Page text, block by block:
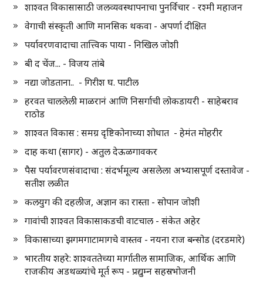
शाश्वत विकासासाठी जलव्यवस्थापनाचा पुनर्विचार - रश्मी महाजन
वेगाची संस्कृती आणि मानसिक थकवा - अपर्णा दीक्षित
पर्यावरणवादाचा तात्त्विक पाया - निखिल जोशी
बी द चेंज... - विजय तांबे
नद्या जोडताना.. - गिरीश घ. पाटील
हरवत चाललेली माळरानं आणि निसर्गाची लोकडायरी - साहेबराव
राठोड
शाश्वत विकास : समग्र दृष्टिकोनाच्या शोधात - हेमंत मोहरीर
दाह कथा (सागर) - अतुल देऊळगावकर
पैस पर्यावरणसंवादाचा : संदर्भमूल्य असलेला अभ्यासपूर्ण दस्तावेज -
सतीश लळीत
कलयुग की दहलीज, अज्ञान का रास्ता - सोपान जोशी
गावांची शाश्वत विकासाकडची वाटचाल - संकेत अहेर
विकासाच्या झगमगाटामागचे वास्तव - नयना राज बन्सोड (दरडमारे)
भारतीय शहरे: शाश्वततेच्या मार्गातील सामाजिक, आर्थिक आणि
राजकीय अडथळ्यांचे मूर्त रूप - प्रद्युम्न सहस्रभोजनी